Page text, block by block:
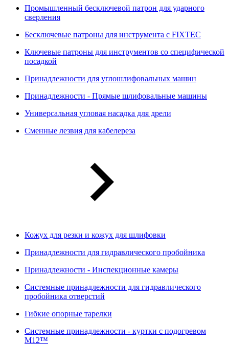
Промышленный бесключевой патрон для ударного
сверления
Бесключевые патроны для инструмента с FIXTEC
Ключевые патроны для инструментов со специфической
посадкой
Принадлежности для углошлифовальных машин
Принадлежности - Прямые шлифовальные машины
Универсальная угловая насадка для дрели
Сменные лезвия для кабелереза
Кожух для резки и кожух для шлифовки
Принадлежности для гидравлического пробойника
Принадлежности - Инспекционные камеры
Системные принадлежности для гидравлического
пробойника отверстий
Гибкие опорные тарелки
Системные принадлежности - куртки с подогревом
M12™